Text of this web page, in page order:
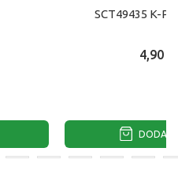
SCT49435 K-
4,90
DODAJ